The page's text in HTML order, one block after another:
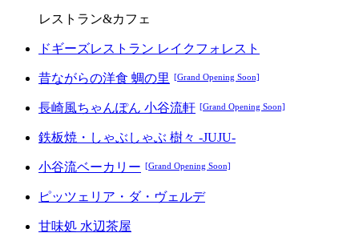
レストラン&カフェ
ドギーズレストラン レイクフォレスト
昔ながらの洋食 蜩の里 [Grand Opening Soon]
長崎風ちゃんぽん 小谷流軒 [Grand Opening Soon]
鉄板焼・しゃぶしゃぶ 樹々 -JUJU-
小谷流ベーカリー [Grand Opening Soon]
ピッツェリア・ダ・ヴェルデ
甘味処 水辺茶屋